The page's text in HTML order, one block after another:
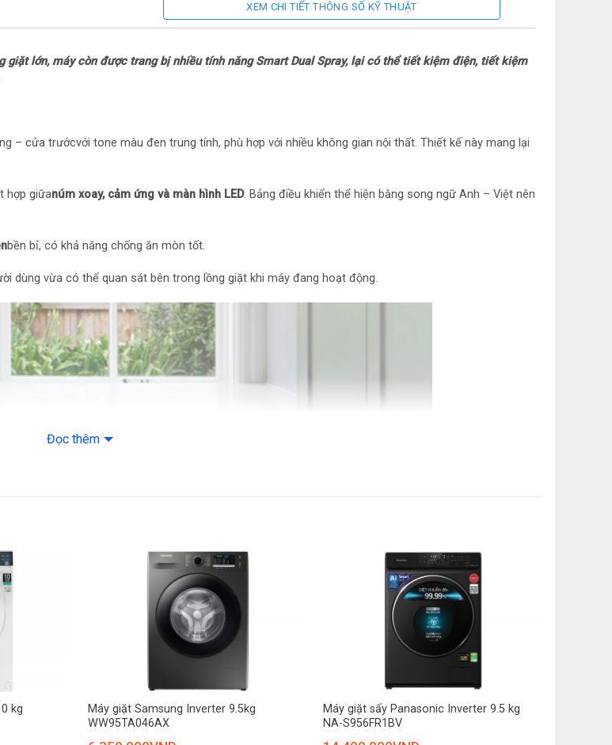
Sản xuất tại: Việt Nam
Năm ra mắt: 2024
Công nghệ giặt
– Refresh
– Giặt AI
– Đồ Jeans
– Giặt nhẹ
– Giặt nhanh 15 phút
– Diệt khuẩn
Công nghệ giặt: Lồng giặt lớn 525 mm
– Làm mới quần áo bằng hơi nước Refresh
– Công nghệ cân bằng AI DBT
XEM CHI TIẾT THÔNG SỐ KỸ THUẬT
giặt lớn, máy còn được trang bị nhiều tính năng Smart Dual Spray, lại có thể tiết kiệm điện, tiết kiệm
– cửa trướcvới tone màu đen trung tính, phù hợp với nhiều không gian nội thất. Thiết kế này mang lại
hợp giữanúm xoay, cảm ứng và màn hình LED. Bảng điều khiển thể hiện bằng song ngữ Anh – Việt nên
bền bỉ, có khả năng chống ăn mòn tốt.
dùng vừa có thể quan sát bên trong lồng giặt khi máy đang hoạt động.
Đọc thêm
kg
Máy giặt Samsung Inverter 9.5kg
WW95TA046AX
Máy giặt sấy Panasonic Inverter 9.5 kg
NA-S956FR1BV